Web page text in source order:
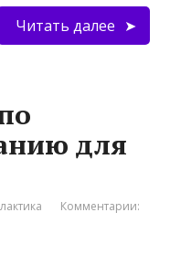
Читать далее
для
Комментарии: